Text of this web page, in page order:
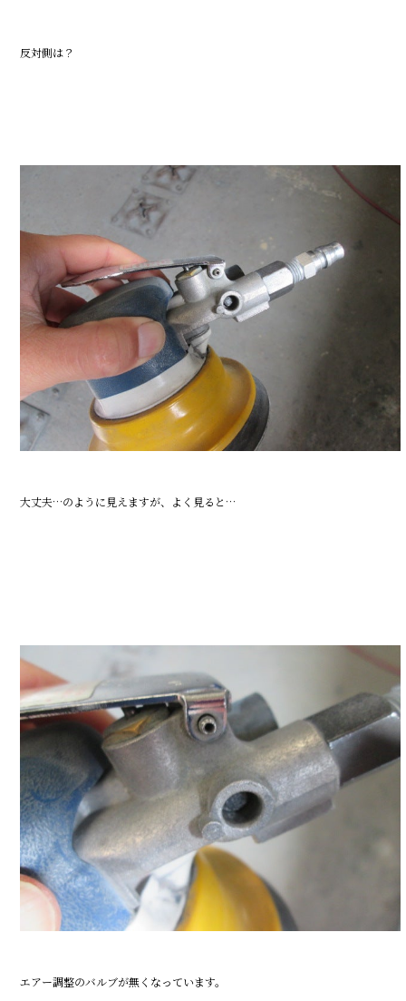
反対側は？
大丈夫…のように見えますが、よく見ると…
エアー調整のバルブが無くなっています。